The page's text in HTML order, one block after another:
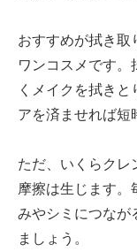
おすすめが拭き取
ワンコスメです。
くメイクを拭き
アを済ませれば短
ただ、いくらクレ
摩擦は生じます。
みやシミにつなが
ましょう。